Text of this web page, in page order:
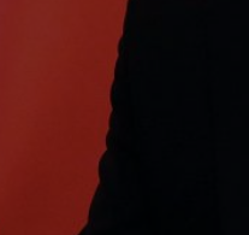
plików cookie możliwa jest także
My, nasi Zaufani Partnerzy i
Użycie dokładnych danych
Przechowywanie informacji na
badnie odbiorców i ulepszanie